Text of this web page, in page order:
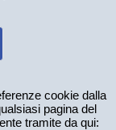
cookie dalla
pagina del
tramite da qui: